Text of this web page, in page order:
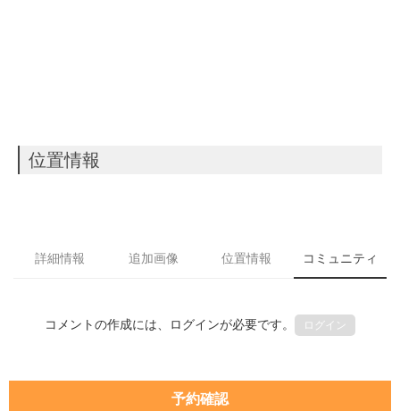
位置情報
詳細情報 追加画像 位置情報 コミュニティ
コメントの作成には、ログインが必要です。 ログイン
予約確認